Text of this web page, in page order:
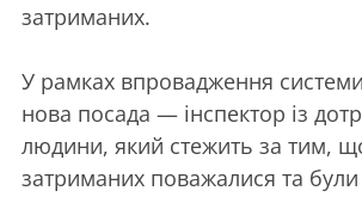
затриманих.
У рамках впровадження
нова посада — інспектор із
людини, який стежить за тим,
затриманих поважалися та